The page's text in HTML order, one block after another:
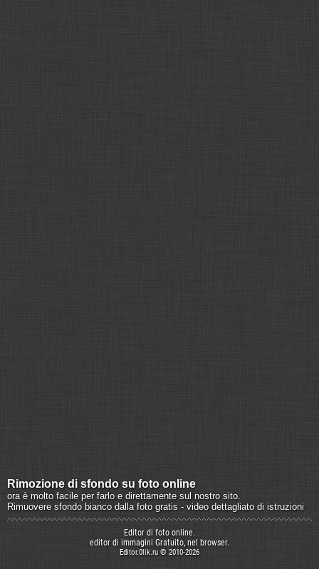
Rimozione di sfondo su foto online
ora è molto facile per farlo e direttamente sul nostro sito.
Rimuovere sfondo bianco dalla foto gratis - video dettagliato di istruzioni
Editor di foto online.
editor di immagini Gratuito, nel browser.
Editor.0lik.ru © 2010-2026